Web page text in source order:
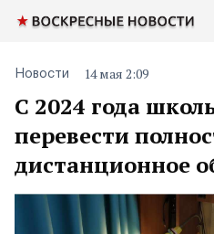
С 2024 года
перевести
дистанционное
Новости 14 мая 2:09